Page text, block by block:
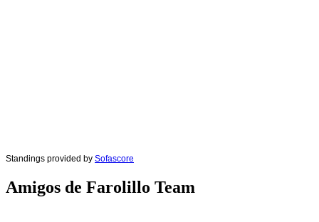
Standings provided by Sofascore
Amigos de Farolillo Team